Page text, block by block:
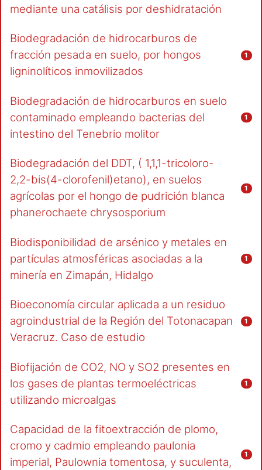
mediante una catálisis por deshidratación
Biodegradación de hidrocarburos de
fracción pesada en suelo, por hongos
ligninolíticos inmovilizados
1
Biodegradación de hidrocarburos en suelo
contaminado empleando bacterias del
intestino del Tenebrio molitor
1
Biodegradación del DDT, ( 1,1,1-tricoloro-
2,2-bis(4-clorofenil)etano), en suelos
agrícolas por el hongo de pudrición blanca
phanerochaete chrysosporium
1
Biodisponibilidad de arsénico y metales en
partículas atmosféricas asociadas a la
minería en Zimapán, Hidalgo
1
Bioeconomía circular aplicada a un residuo
agroindustrial de la Región del Totonacapan
Veracruz. Caso de estudio
1
Biofijación de CO2, NO y SO2 presentes en
los gases de plantas termoeléctricas
utilizando microalgas
1
Capacidad de la fitoextracción de plomo,
cromo y cadmio empleando paulonia
imperial, Paulownia tomentosa, y suculenta,
1